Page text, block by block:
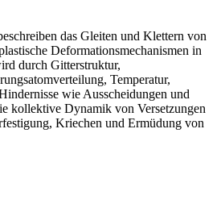
das Gleiten und Klettern von
Deformationsmechanismen in
durch Gitterstruktur,
Temperatur,
wie Ausscheidungen und
kollektive Dynamik von Versetzungen
Kriechen und Ermüdung von